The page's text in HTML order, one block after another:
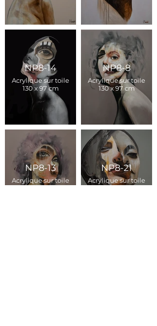
NP8-14
Acrylique sur toile
130 x 97 cm
NP8-8
Acrylique sur toile
130 x 97 cm
NP8-13
Acrylique sur toile
NP8-21
Acrylique sur toile